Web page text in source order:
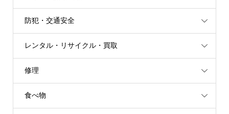
防犯・交通安全
レンタル・リサイクル・買取
修理
食べ物